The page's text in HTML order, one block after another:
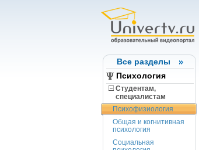
Все разделы
Психология
Студентам,
cпециалистам
Психофизиология
Общая и когнитивная
психология
Социальная